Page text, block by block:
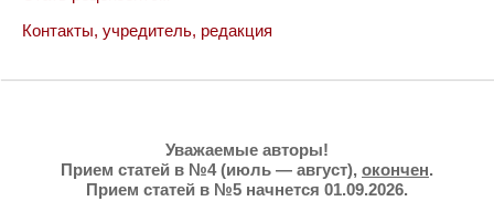
Контакты, учредитель, редакция
Уважаемые авторы!
Прием статей в №4 (июль — август), окончен.
Прием статей в №5 начнется 01.09.2026.